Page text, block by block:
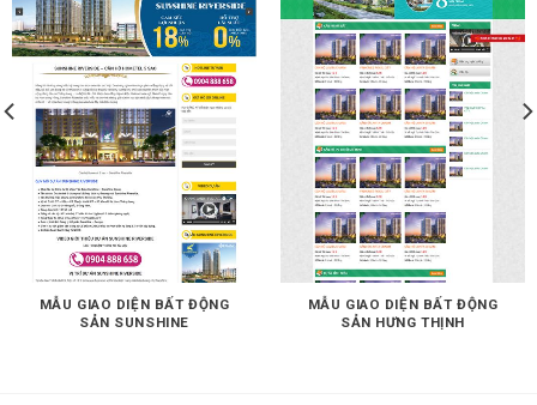
MẪU GIAO DIỆN BẤT ĐỘNG
SẢN SUNSHINE
MẪU GIAO DIỆN BẤT ĐỘNG
SẢN HƯNG THỊNH